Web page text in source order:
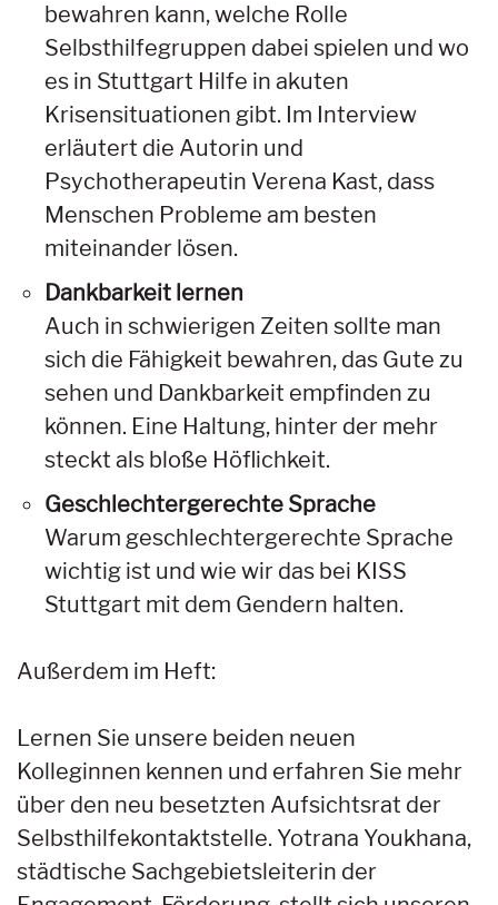
bewahren kann, welche Rolle
Selbsthilfegruppen dabei spielen und wo
es in Stuttgart Hilfe in akuten
Krisensituationen gibt. Im Interview
erläutert die Autorin und
Psychotherapeutin Verena Kast, dass
Menschen Probleme am besten
miteinander lösen.
Dankbarkeit lernen
Auch in schwierigen Zeiten sollte man
sich die Fähigkeit bewahren, das Gute zu
sehen und Dankbarkeit empfinden zu
können. Eine Haltung, hinter der mehr
steckt als bloße Höflichkeit.
Geschlechtergerechte Sprache
Warum geschlechtergerechte Sprache
wichtig ist und wie wir das bei KISS
Stuttgart mit dem Gendern halten.
Außerdem im Heft:
Lernen Sie unsere beiden neuen
Kolleginnen kennen und erfahren Sie mehr
über den neu besetzten Aufsichtsrat der
Selbsthilfekontaktstelle. Yotrana Youkhana,
städtische Sachgebietsleiterin der